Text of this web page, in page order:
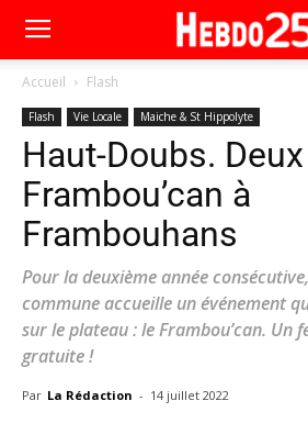
Accueil Flash
Flash Vie Locale Maiche & St Hippolyte
Haut-Doubs.
Frambou’can à
Frambouhans
Pour la deuxième année
commune accueille un événement
sur le plateau : le Frambou’can. Un
gratuite !
Par La Rédaction - 14 juillet 2022